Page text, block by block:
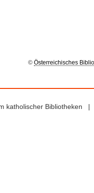
© Österreichisches
katholischer Bibliotheken |